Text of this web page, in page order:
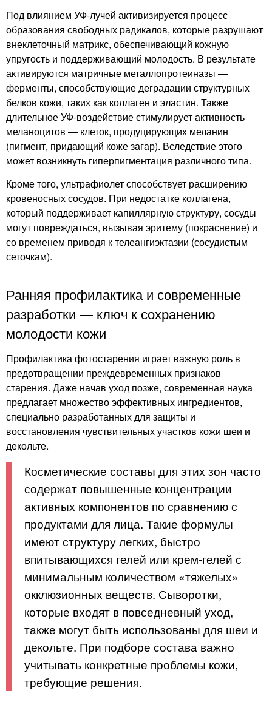
Под влиянием УФ-лучей активизируется процесс
образования свободных радикалов, которые разрушают
внеклеточный матрикс, обеспечивающий кожную
упругость и поддерживающий молодость. В результате
активируются матричные металлопротеиназы —
ферменты, способствующие деградации структурных
белков кожи, таких как коллаген и эластин. Также
длительное УФ-воздействие стимулирует активность
меланоцитов — клеток, продуцирующих меланин
(пигмент, придающий коже загар). Вследствие этого
может возникнуть гиперпигментация различного типа.
Кроме того, ультрафиолет способствует расширению
кровеносных сосудов. При недостатке коллагена,
который поддерживает капиллярную структуру, сосуды
могут повреждаться, вызывая эритему (покраснение) и
со временем приводя к телеангиэктазии (сосудистым
сеточкам).
Ранняя профилактика и современные
разработки — ключ к сохранению
молодости кожи
Профилактика фотостарения играет важную роль в
предотвращении преждевременных признаков
старения. Даже начав уход позже, современная наука
предлагает множество эффективных ингредиентов,
специально разработанных для защиты и
восстановления чувствительных участков кожи шеи и
декольте.
Косметические составы для этих зон часто
содержат повышенные концентрации
активных компонентов по сравнению с
продуктами для лица. Такие формулы
имеют структуру легких, быстро
впитывающихся гелей или крем-гелей с
минимальным количеством «тяжелых»
окклюзионных веществ. Сыворотки,
которые входят в повседневный уход,
также могут быть использованы для шеи и
декольте. При подборе состава важно
учитывать конкретные проблемы кожи,
требующие решения.